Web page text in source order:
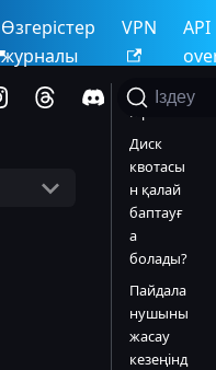
Өзгерістер
журналы
VPN
API
Іздеу
Кіріспе
Диск
квотасы
н қалай
баптауғ
а
болады?
Пайдала
нушыны
жасау
кезеңінд